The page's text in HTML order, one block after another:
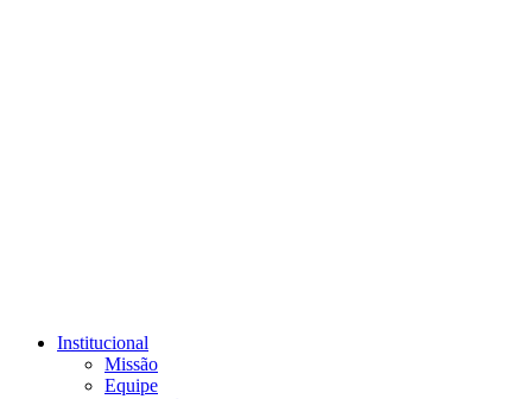
Institucional
Missão
Equipe